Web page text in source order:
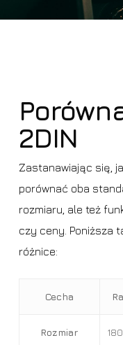
2DIN
Zastanawiając się,
porównać oba
rozmiaru, ale też
czy ceny. Poniższa
różnice:
Cecha
Rozmiar